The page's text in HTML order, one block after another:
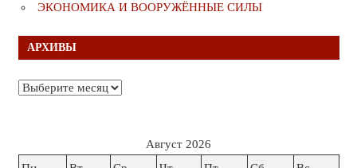
ЭКОНОМИКА И ВООРУЖЁННЫЕ СИЛЫ
АРХИВЫ
Архивы
Август 2026